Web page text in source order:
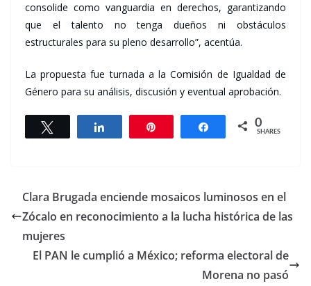
consolide como vanguardia en derechos, garantizando
que el talento no tenga dueños ni obstáculos
estructurales para su pleno desarrollo”, acentúa.
La propuesta fue turnada a la Comisión de Igualdad de
Género para su análisis, discusión y eventual aprobación.
Share 0
SHARES
Clara Brugada enciende mosaicos luminosos en el
Zócalo en reconocimiento a la lucha histórica de las
mujeres
El PAN le cumplió a México; reforma electoral de
Morena no pasó